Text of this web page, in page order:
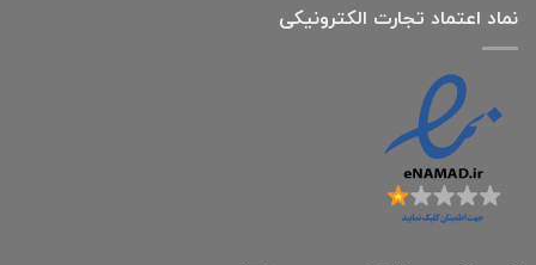
نماد اعتماد تجارت الكترونیكی